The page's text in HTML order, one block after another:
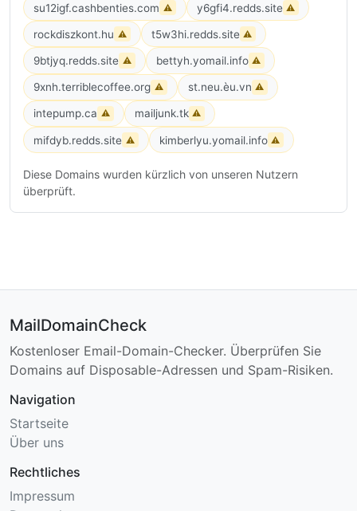
su12igf.cashbenties.com ⚠ y6gfi4.redds.site ⚠
rockdiszkont.hu ⚠ t5w3hi.redds.site ⚠
9btjyq.redds.site ⚠ bettyh.yomail.info ⚠
9xnh.terriblecoffee.org ⚠ st.neu.èu.vn ⚠
intepump.ca ⚠ mailjunk.tk ⚠
mifdyb.redds.site ⚠ kimberlyu.yomail.info ⚠
Diese Domains wurden kürzlich von unseren Nutzern
überprüft.
MailDomainCheck
Kostenloser Email-Domain-Checker. Überprüfen Sie
Domains auf Disposable-Adressen und Spam-Risiken.
Navigation
Startseite
Über uns
Rechtliches
Impressum